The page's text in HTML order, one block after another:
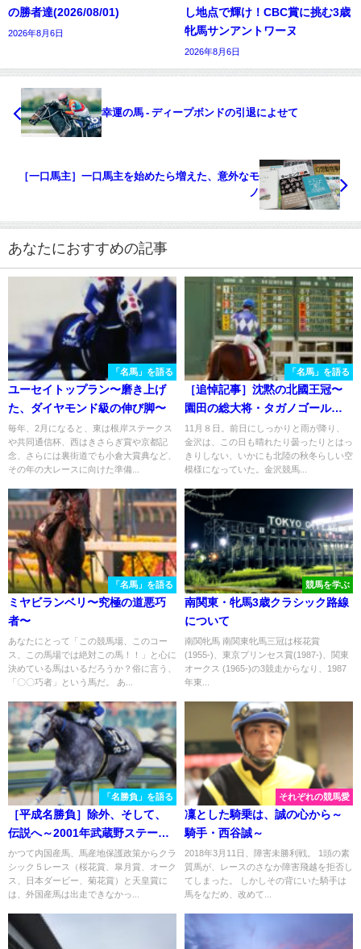
の勝者達(2026/08/01)
2026年8月6日
し地点で輝け！CBC賞に挑む3歳
牝馬サンアントワーヌ
2026年8月6日
幸運の馬 - ディープボンドの引退によせて
［一口馬主］一口馬主を始めたら増えた、意外なモ
ノ
あなたにおすすめの記事
「名馬」を語る
ユーセイトップラン〜磨き上げ
た、ダイヤモンド級の伸び脚〜
毎年、2月になると、東は根岸ステークス
や共同通信杯、西はきさらぎ賞や京都記
念、さらには裏街道でも小倉大賞典など、
その年の大レースに向けた準備...
「名馬」を語る
［追悼記事］沈黙の北國王冠〜
園田の総大将・タガノゴール
ド〜
11月８日。前日にしっかりと雨が降り、
金沢は、この日も晴れたり曇ったりとはっ
きりしない、いかにも北陸の秋冬らしい空
模様になっていた。金沢競馬...
「名馬」を語る
ミヤビランベリ〜究極の道悪巧
者〜
あなたにとって「この競馬場、このコー
ス、この馬場では絶対この馬！！」と心に
決めている馬はいるだろうか？俗に言う、
「〇〇巧者」という馬だ。 あ...
競馬を学ぶ
南関東・牝馬3歳クラシック路線
について
南関牝馬 南関東牝馬三冠は桜花賞
(1955-)、東京プリンセス賞(1987-)、関東
オークス (1965-)の3競走からなり、1987
年東...
「名勝負」を語る
［平成名勝負］除外、そして、
伝説へ～2001年武蔵野ステーク
ス・クロフネ～
かつて内国産馬、馬産地保護政策からクラ
シック５レース（桜花賞、皐月賞、オーク
ス、日本ダービー、菊花賞）と天皇賞に
は、外国産馬は出走できなかっ...
それぞれの競馬愛
凜とした騎乗は、誠の心から～
騎手・西谷誠～
2018年3月11日、障害未勝利戦。 1頭の素
質馬が、レースのさなか障害飛越を拒否し
てしまった。 しかしその背にいた騎手は
馬をなだめ、改めて...